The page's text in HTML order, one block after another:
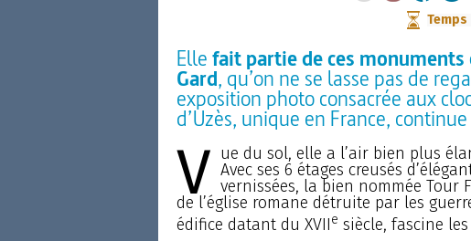
Temps
Ellefait partie de ces
Gard, qu’on ne se lasse pas de
exposition photo consacrée aux
d’Uzès, unique en France,
V ue du sol, elle a l’air bien plus
Avec ses 6 étages creusés
vernissées, la bien nommée Tour
de l’église romane détruite par les
édifice datant du XVIIe siècle, fascine